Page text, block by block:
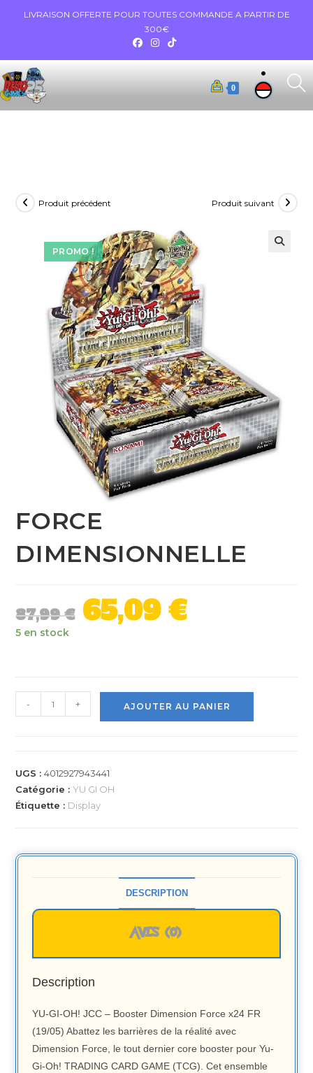
LIVRAISON OFFERTE POUR TOUTES COMMANDE A PARTIR DE
300€
0
PROMO !
Produit précédent Produit suivant
FORCE
DIMENSIONNELLE
87,99€ 65,09€
5 en stock
- + AJOUTER AU PANIER
UGS :4012927943441
Catégorie :YU GI OH
Étiquette : Display
DESCRIPTION
AVIS (0)
Description
YU-GI-OH! JCC – Booster Dimension Force x24 FR
(19/05) Abattez les barrières de la réalité avec
Dimension Force, le tout dernier core booster pour Yu-
Gi-Oh! TRADING CARD GAME (TCG). Cet ensemble